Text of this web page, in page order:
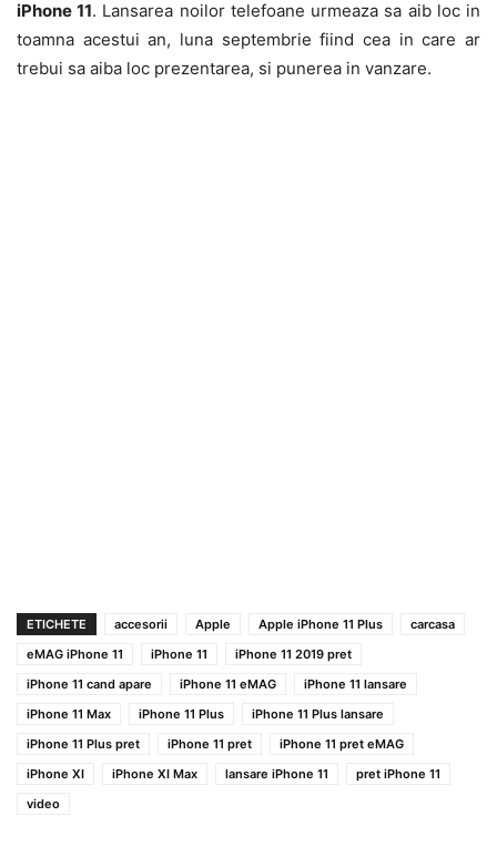
iPhone 11. Lansarea noilor telefoane urmeaza sa aib loc in
toamna acestui an, luna septembrie fiind cea in care ar
trebui sa aiba loc prezentarea, si punerea in vanzare.
ETICHETE accesorii Apple Apple iPhone 11 Plus
carcasa
eMAG iPhone 11
iPhone 11
iPhone 11 2019 pret
iPhone 11 cand apare
iPhone 11 eMAG
iPhone 11 lansare
iPhone 11 Max
iPhone 11 Plus
iPhone 11 Plus lansare
iPhone 11 Plus pret
iPhone 11 pret
iPhone 11 pret eMAG
iPhone XI
iPhone XI Max lansare iPhone 11
pret iPhone 11
video